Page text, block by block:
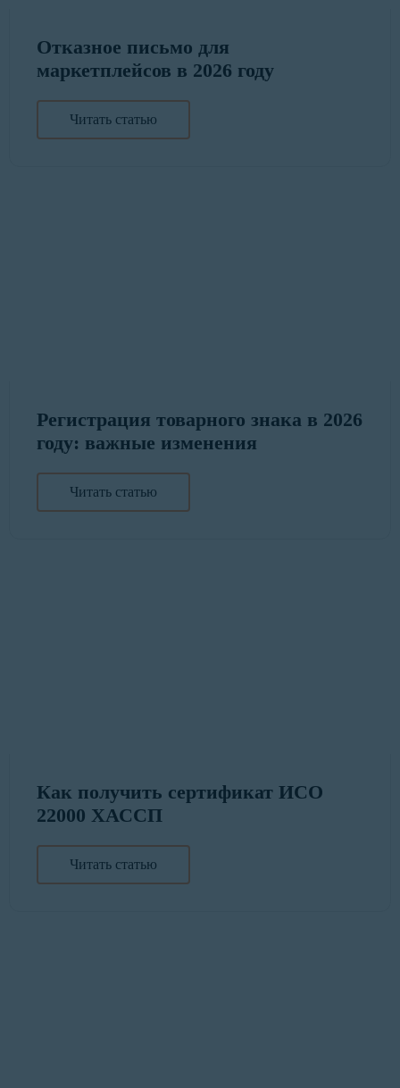
Отказное письмо для
маркетплейсов в 2026 году
Читать статью
Регистрация товарного знака в 2026
году: важные изменения
Читать статью
Как получить сертификат ИСО
22000 ХАССП
Читать статью